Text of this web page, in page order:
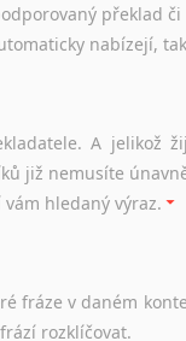
uvažují o studiu v
i osobní
nekomerčního
zkušenosti
životopis. Tak dost
překlad
nabízejí,
A jelikož
již nemusíte
hledaný výraz.
fráze v daném
frází rozklíčovat.